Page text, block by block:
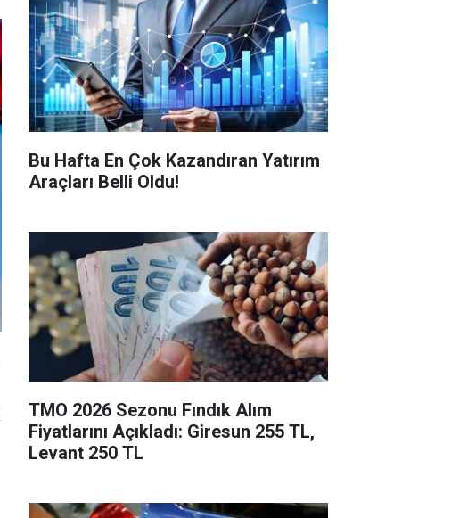
Bu Hafta En Çok Kazandıran Yatırım
Araçları Belli Oldu!
TMO 2026 Sezonu Fındık Alım
Fiyatlarını Açıkladı: Giresun 255 TL,
Levant 250 TL